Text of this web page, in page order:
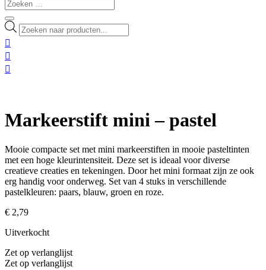
Producten
zoeken



Markeerstift mini – pastel
Mooie compacte set met mini markeerstiften in mooie pasteltinten
met een hoge kleurintensiteit. Deze set is ideaal voor diverse
creatieve creaties en tekeningen. Door het mini formaat zijn ze ook
erg handig voor onderweg. Set van 4 stuks in verschillende
pastelkleuren: paars, blauw, groen en roze.
€ 2,79
Uitverkocht
Zet op verlanglijst
Zet op verlanglijst